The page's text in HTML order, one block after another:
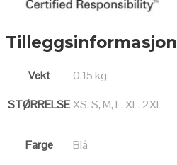
Tilleggsinformasjon
Vekt
0.15 kg
STØRRELSEXS, S, M, L, XL, 2XL
Farge Blå